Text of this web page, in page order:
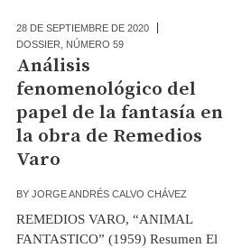
28 DE SEPTIEMBRE DE 2020
DOSSIER
NÚMERO 59
Análisis
fenomenológico del
papel de la fantasía en
la obra de Remedios
Varo
BYJORGE ANDRÉS CALVO CHÁVEZ
REMEDIOS VARO, “ANIMAL
FANTASTICO” (1959) Resumen El